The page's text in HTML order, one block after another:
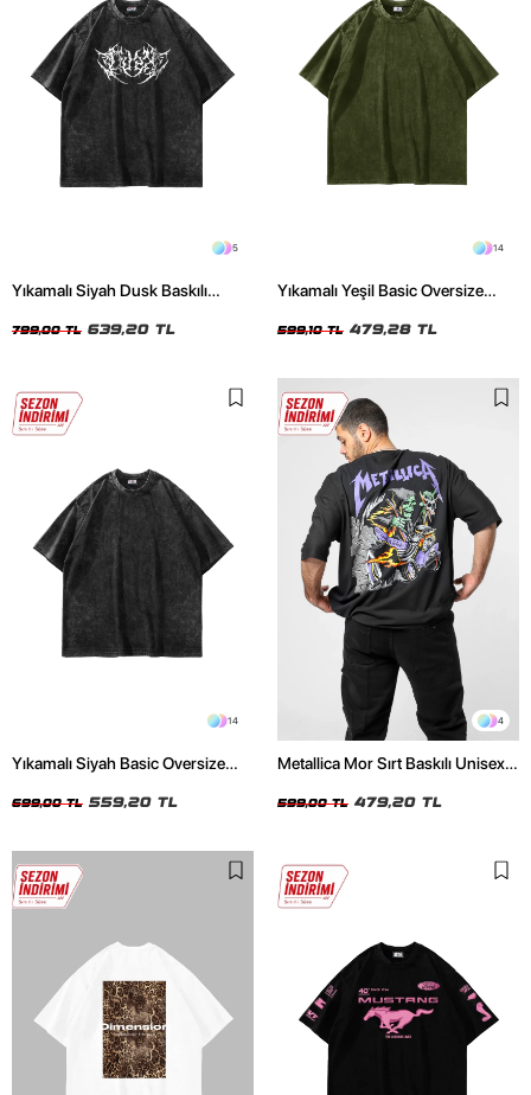
5
Yıkamalı Siyah Dusk Baskılı
799,00 TL 639,20 TL
14
Yıkamalı Yeşil Basic Oversize
599,10 TL 479,28 TL
14
Yıkamalı Siyah Basic Oversize
699,00 TL 559,20 TL
4
Metallica Mor Sırt Baskılı Unisex
599,00 TL 479,20 TL